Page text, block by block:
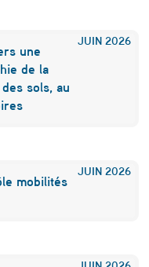
JUIN 2026
une
de la
sols, au
JUIN 2026
mobilités